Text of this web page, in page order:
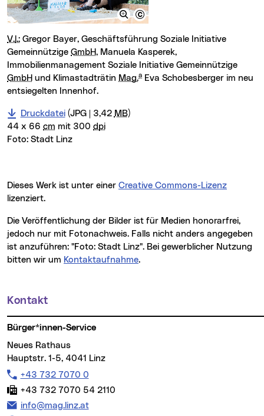
V.l.: Gregor Bayer, Geschäftsführung Soziale Initiative
Gemeinnützige GmbH, Manuela Kasperek,
Immobilienmanagement Soziale Initiative Gemeinnützige
GmbH und Klimastadträtin Mag.a Eva Schobesberger im neu
entsiegelten Innenhof.
Druckdatei(JPG | 3,42 MB)
44 x 66 cm mit 300 dpi
Foto: Stadt Linz
Dieses Werk ist unter einer Creative Commons-Lizenz
lizenziert.
Die Veröffentlichung der Bilder ist für Medien honorarfrei,
jedoch nur mit Fotonachweis. Falls nicht anders angegeben
ist anzuführen: "Foto: Stadt Linz". Bei gewerblicher Nutzung
bitten wir um Kontaktaufnahme.
Weitere Informationen
Kontakt
Bürger*innen-Service
Neues Rathaus
Hauptstr. 1-5, 4041 Linz
Telefon:
+43 732 7070 0
Fax:
+43 732 7070 54 2110
E-Mail Adresse:
info@mag.linz.at